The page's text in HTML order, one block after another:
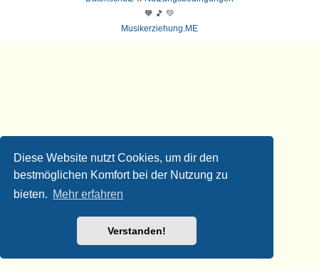
Diese Website nutzt Cookies, um dir den
bestmöglichen Komfort bei der Nutzung zu
bieten. Mehr erfahren
Verstanden!
🧡 🎵 💚
Musikerziehung.ME